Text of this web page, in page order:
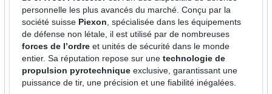
personnelle les plus avancés du marché. Conçu par la
société suisse Piexon, spécialisée dans les équipements
de défense non létale, il est utilisé par de nombreuses
forces de l’ordre et unités de sécurité dans le monde
entier. Sa réputation repose sur unetechnologie de
propulsion pyrotechnique exclusive, garantissant une
puissance de tir, une précision et une fiabilité inégalées.